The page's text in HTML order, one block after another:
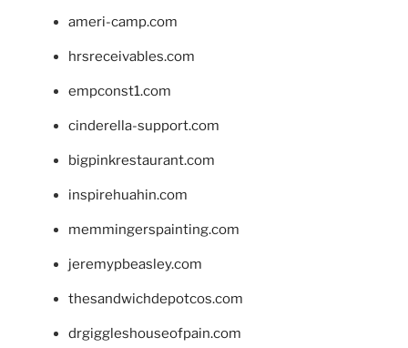
ameri-camp.com
hrsreceivables.com
empconst1.com
cinderella-support.com
bigpinkrestaurant.com
inspirehuahin.com
memmingerspainting.com
jeremypbeasley.com
thesandwichdepotcos.com
drgiggleshouseofpain.com